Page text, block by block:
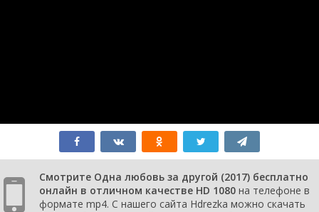
Смотрите Одна любовь за другой (2017) бесплатно
онлайн в отличном качестве HD 1080 на телефоне в
формате mp4. С нашего сайта Hdrezka можно скачать